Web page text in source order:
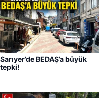
Sarıyer’de BEDAŞ’a büyük
tepki!